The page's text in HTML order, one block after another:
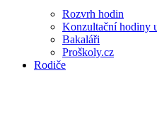
Rozvrh hodin
Konzultační hodiny
Bakaláři
Proškoly.cz
Rodiče